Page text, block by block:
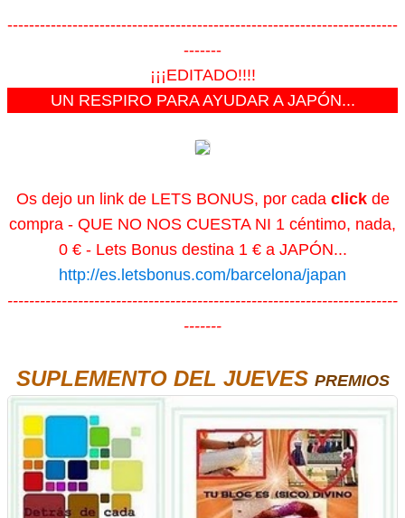
------------------------------------------------------------------------
-------
¡¡¡EDITADO!!!!
UN RESPIRO PARA AYUDAR A JAPÓN...
Os dejo un link de LETS BONUS, por cada click de
compra - QUE NO NOS CUESTA NI 1 céntimo, nada,
0 € - Lets Bonus destina 1 € a JAPÓN...
http://es.letsbonus.com/barcelona/japan
------------------------------------------------------------------------
-------
SUPLEMENTO DEL JUEVES PREMIOS